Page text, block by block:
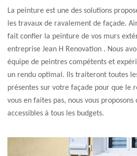
La peinture est une des solutions
les travaux de ravalement de façade.
fait confier la peinture de vos murs
entreprise Jean H Renovation . Nous
équipe de peintres compétents et
un rendu optimal. Ils traiteront toutes
présentes sur votre façade pour que le
vous en faites pas, nous vous
accessibles à tous les budgets.